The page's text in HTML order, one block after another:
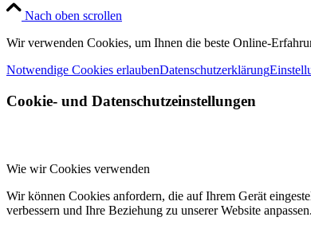
Nach oben scrollen
Wir verwenden Cookies, um Ihnen die beste Online-
Notwendige Cookies erlaubenDatenschutzerklärung
Cookie- und Datenschutzeinstellungen
Wie wir Cookies verwenden
Wir können Cookies anfordern, die auf Ihrem Gerät
verbessern und Ihre Beziehung zu unserer Website anpassen.